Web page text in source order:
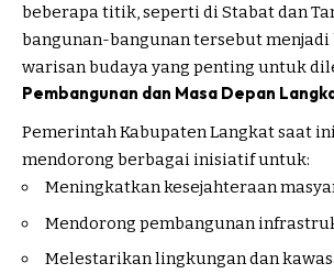
beberapa titik, seperti di Stabat dan
bangunan-bangunan tersebut
warisan budaya yang penting untuk
Pembangunan dan Masa Depan
Pemerintah Kabupaten Langkat saat
mendorong berbagai inisiatif untuk:
Meningkatkan kesejahteraan
Mendorong pembangunan
Melestarikan lingkungan dan